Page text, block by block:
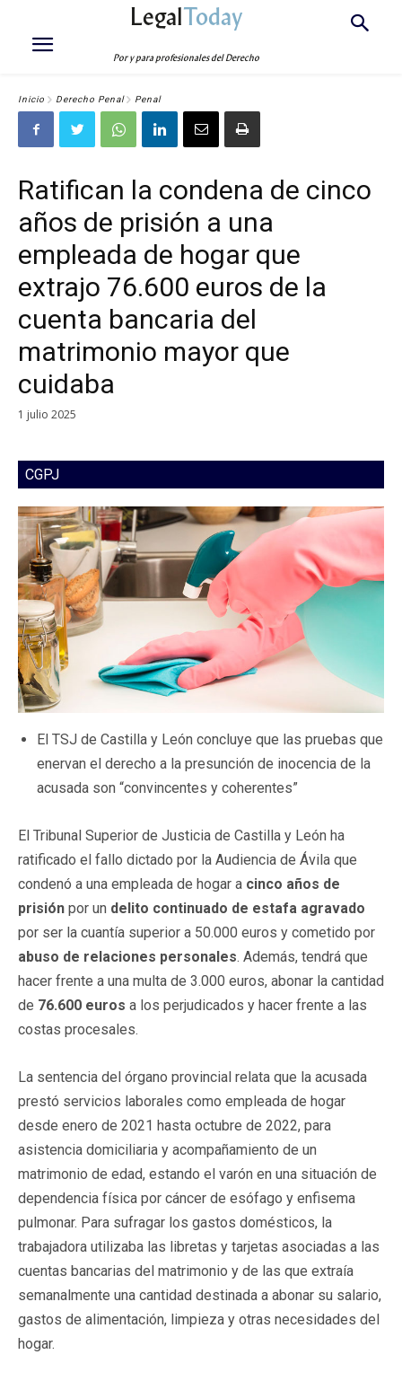
LegalToday
Por y para profesionales del Derecho
Inicio Derecho Penal Penal
Ratifican la condena de cinco
años de prisión a una
empleada de hogar que
extrajo 76.600 euros de la
cuenta bancaria del
matrimonio mayor que
cuidaba
1 julio 2025
CGPJ
El TSJ de Castilla y León concluye que las pruebas que
enervan el derecho a la presunción de inocencia de la
acusada son “convincentes y coherentes”
El Tribunal Superior de Justicia de Castilla y León ha
ratificado el fallo dictado por la Audiencia de Ávila que
condenó a una empleada de hogar a cinco años de
prisión por un delito continuado de estafa agravado
por ser la cuantía superior a 50.000 euros y cometido por
abuso de relaciones personales. Además, tendrá que
hacer frente a una multa de 3.000 euros, abonar la cantidad
de 76.600 euros a los perjudicados y hacer frente a las
costas procesales.
La sentencia del órgano provincial relata que la acusada
prestó servicios laborales como empleada de hogar
desde enero de 2021 hasta octubre de 2022, para
asistencia domiciliaria y acompañamiento de un
matrimonio de edad, estando el varón en una situación de
dependencia física por cáncer de esófago y enfisema
pulmonar. Para sufragar los gastos domésticos, la
trabajadora utilizaba las libretas y tarjetas asociadas a las
cuentas bancarias del matrimonio y de las que extraía
semanalmente una cantidad destinada a abonar su salario,
gastos de alimentación, limpieza y otras necesidades del
hogar.